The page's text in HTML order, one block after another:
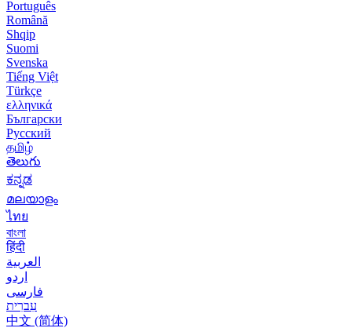
Português
Română
Shqip
Suomi
Svenska
Tiếng Việt
Türkçe
ελληνικά
Български
Русский
தமிழ்
తెలుగు
ಕನ್ನಡ
മലയാളം
ไทย
বাংলা
हिंदी
العربية
اردو
فارسی
עִברִית
中文 (简体)